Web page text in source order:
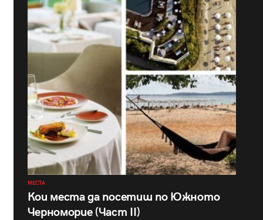
МЕСТА
Кои места да посетиш по Южното
Черноморие (Част II)